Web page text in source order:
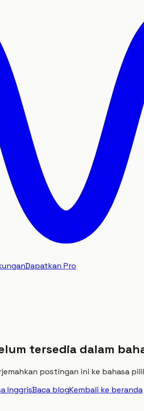
Dapatkan Pro
tersedia dalam
postingan ini ke bahasa
InggrisBaca blogKembali ke beranda